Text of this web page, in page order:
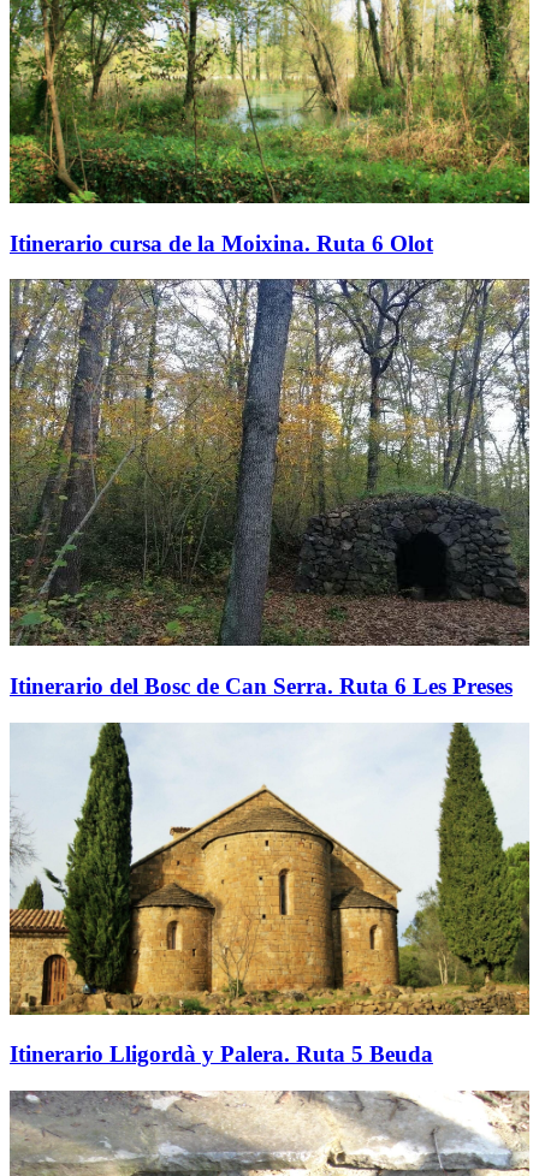
Itinerario cursa de la Moixina. Ruta 6 Olot
Itinerario del Bosc de Can Serra. Ruta 6 Les Preses
Itinerario Lligordà y Palera. Ruta 5 Beuda